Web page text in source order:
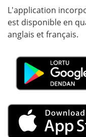
L'application
est disponible en
anglais et français.